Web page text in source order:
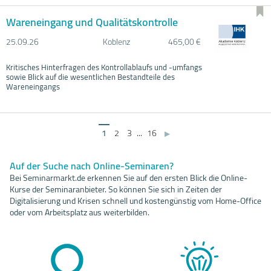
Wareneingang und Qualitätskontrolle
25.09.26 Koblenz 465,00 €
Kritisches Hinterfragen des Kontrollablaufs und -umfangs
sowie Blick auf die wesentlichen Bestandteile des
Wareneingangs
1 2 3 ... 16 ▶
Auf der Suche nach Online-Seminaren?
Bei Seminarmarkt.de erkennen Sie auf den ersten Blick die Online-
Kurse der Seminaranbieter. So können Sie sich in Zeiten der
Digitalisierung und Krisen schnell und kostengünstig vom Home-Office
oder vom Arbeitsplatz aus weiterbilden.